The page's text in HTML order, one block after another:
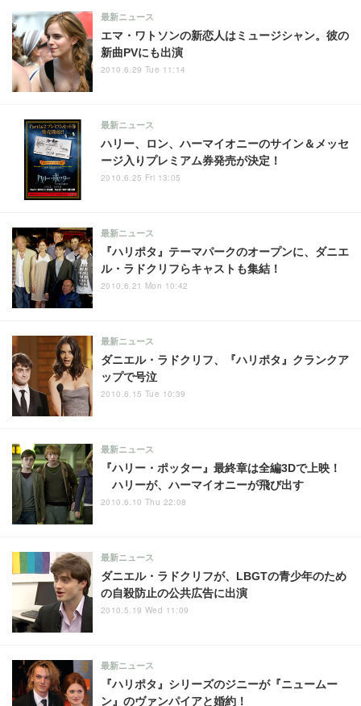
エマ・ワトソンの新恋人はミュージシャン。彼の
新曲PVにも出演
最新ニュース
2010.6.29 Tue 11:14
ハリー、ロン、ハーマイオニーのサイン＆メッセ
ージ入りプレミアム券発売が決定！
最新ニュース
2010.6.25 Fri 13:05
『ハリポタ』テーマパークのオープンに、ダニエ
ル・ラドクリフらキャストも集結！
最新ニュース
2010.6.21 Mon 10:42
ダニエル・ラドクリフ、『ハリポタ』クランクア
ップで号泣
最新ニュース
2010.6.15 Tue 10:39
『ハリー・ポッター』最終章は全編3Dで上映！
ハリーが、ハーマイオニーが飛び出す
最新ニュース
2010.6.10 Thu 22:08
ダニエル・ラドクリフが、LBGTの青少年のため
の自殺防止の公共広告に出演
最新ニュース
2010.5.19 Wed 11:09
『ハリポタ』シリーズのジニーが『ニュームー
ン』のヴァンパイアと婚約！
最新ニュース